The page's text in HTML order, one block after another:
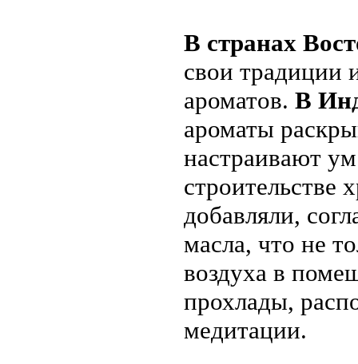
В странах
свои традиции
ароматов. В
ароматы
настраивают
строительстве
добавляли,
масла, что не
воздуха в
прохлады,
медитации.